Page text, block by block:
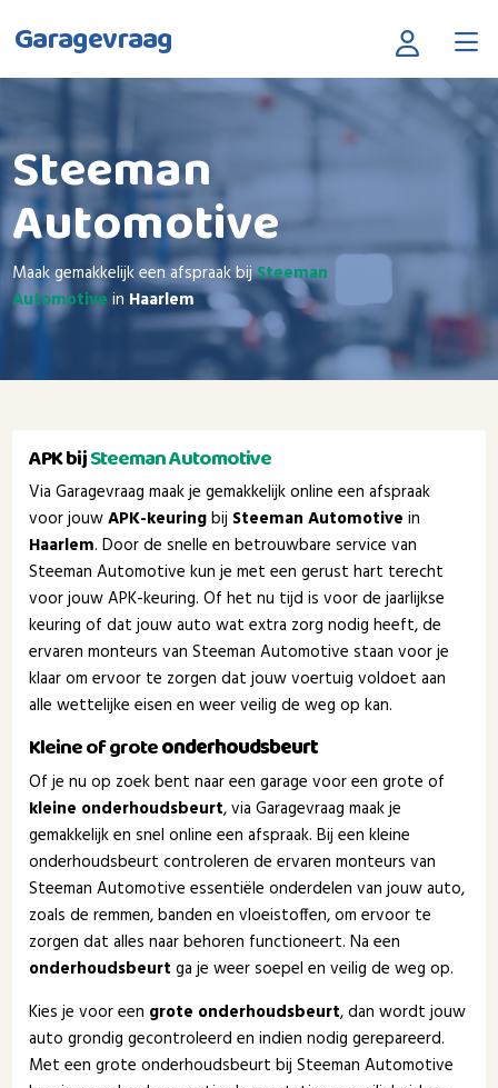
Garagevraag
Steeman
Automotive
Maak gemakkelijk een afspraak bijSteeman
Automotivein Haarlem
APK bijSteeman Automotive
Via Garagevraag maak je gemakkelijk online een afspraak
voor jouwAPK-keuringbij Steeman Automotivein
Haarlem. Door de snelle en betrouwbare service van
Steeman Automotive kun je met een gerust hart terecht
voor jouw APK-keuring. Of het nu tijd is voor de jaarlijkse
keuring of dat jouw auto wat extra zorg nodig heeft, de
ervaren monteurs van Steeman Automotive staan voor je
klaar om ervoor te zorgen dat jouw voertuig voldoet aan
alle wettelijke eisen en weer veilig de weg op kan.
Kleine of groteonderhoudsbeurt
Of je nu op zoek bent naar een garage voor een grote of
kleine onderhoudsbeurt, via Garagevraag maak je
gemakkelijk en snel online een afspraak. Bij een kleine
onderhoudsbeurt controleren de ervaren monteurs van
Steeman Automotive essentiële onderdelen van jouw auto,
zoals de remmen, banden en vloeistoffen, om ervoor te
zorgen dat alles naar behoren functioneert. Na een
onderhoudsbeurt ga je weer soepel en veilig de weg op.
Kies je voor een grote onderhoudsbeurt, dan wordt jouw
auto grondig gecontroleerd en indien nodig gerepareerd.
Met een grote onderhoudsbeurt bij Steeman Automotive